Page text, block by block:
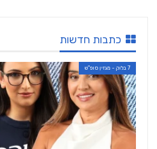
כתבות חדשות
7 בלוק - מגזין סופ"ש